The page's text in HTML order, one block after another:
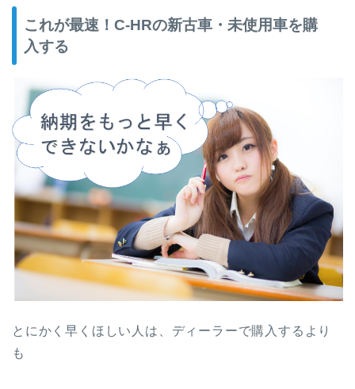
これが最速！C-HRの新古車・未使用車を購
入する
とにかく早くほしい人は、ディーラーで購入するより
も